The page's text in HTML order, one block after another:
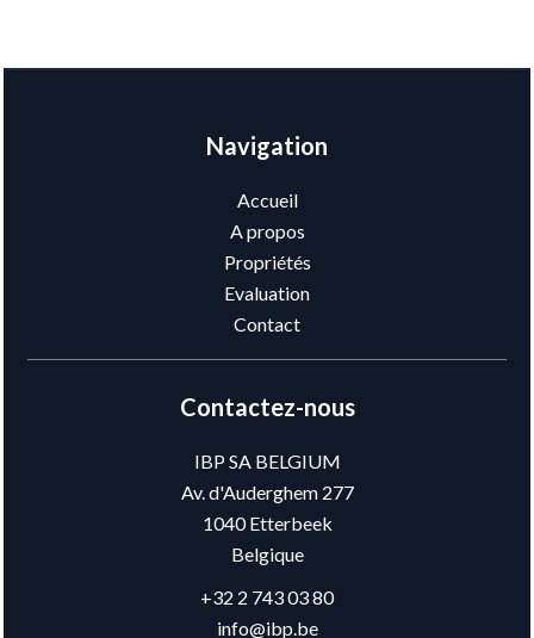
Navigation
Accueil
A propos
Propriétés
Evaluation
Contact
Contactez-nous
IBP SA BELGIUM
Av. d'Auderghem 277
1040Etterbeek
Belgique
+32 2 743 03 80
info@ibp.be